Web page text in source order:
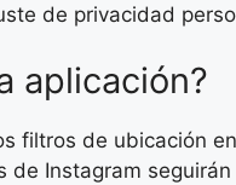
de privacidad
aplicación?
filtros de ubicación
Instagram